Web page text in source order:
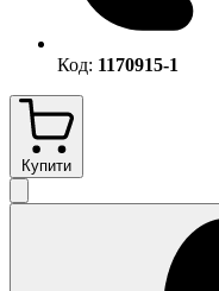
Код: 1170915-1
Купити